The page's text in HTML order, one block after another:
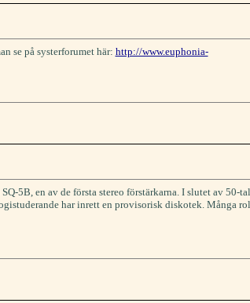
se på systerforumet här: http://www.euphonia-
5B, en av de första stereo förstärkarna. I slutet av 50-
har inrett en provisorisk diskotek. Många